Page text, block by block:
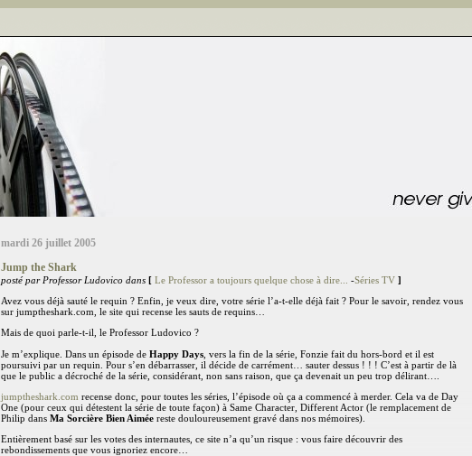
mardi 26 juillet 2005
Jump the Shark
posté par Professor Ludovico dans [ Le Professor a toujours quelque chose à dire... -Séries TV ]
Avez vous déjà sauté le requin ? Enfin, je veux dire, votre série l’a-t-elle déjà fait ? Pour le savoir, rendez vous
sur jumptheshark.com, le site qui recense les sauts de requins…
Mais de quoi parle-t-il, le Professor Ludovico ?
Je m’explique. Dans un épisode de Happy Days , vers la fin de la série, Fonzie fait du hors-bord et il est
poursuivi par un requin. Pour s’en débarrasser, il décide de carrément… sauter dessus ! ! ! C’est à partir de là
que le public a décroché de la série, considérant, non sans raison, que ça devenait un peu trop délirant….
jumptheshark.com recense donc, pour toutes les séries, l’épisode où ça a commencé à merder. Cela va de Day
One (pour ceux qui détestent la série de toute façon) à Same Character, Different Actor (le remplacement de
Philip dans Ma Sorcière Bien Aimée reste douloureusement gravé dans nos mémoires).
Entièrement basé sur les votes des internautes, ce site n’a qu’un risque : vous faire découvrir des
rebondissements que vous ignoriez encore…